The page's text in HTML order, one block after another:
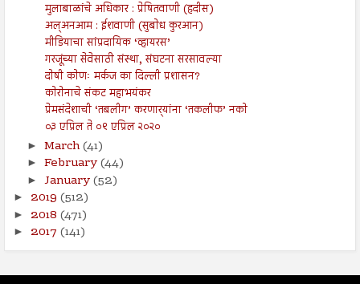
मुलाबाळांचे अधिकार : प्रेषितवाणी (हदीस)
अल्अनआम : ईशवाणी (सुबोध कुरआन)
मीडियाचा सांप्रदायिक ‘व्हायरस’
गरजूंच्या सेवेसाठी संस्था, संघटना सरसावल्या
दोषी कोणः मर्कज का दिल्ली प्रशासन?
कोरोनाचे संकट महाभयंकर
प्रेमसंदेशाची ‘तबलीग’ करणार्‍यांना ‘तकलीफ’ नको
०३ एप्रिल ते ०९ एप्रिल २०२०
► March(41)
► February(44)
► January(52)
► 2019 (512)
► 2018 (471)
► 2017 (141)